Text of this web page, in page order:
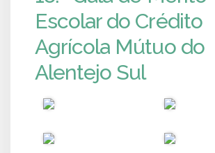
Escolar do Crédito
Agrícola Mútuo do
Alentejo Sul